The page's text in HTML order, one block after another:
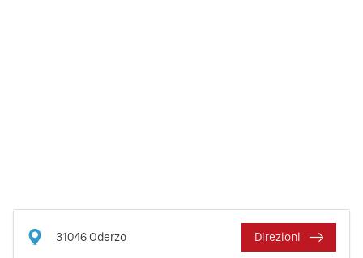
31046Oderzo Direzioni